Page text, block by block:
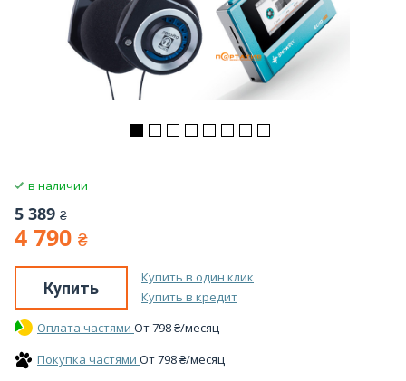
в наличии
5 389 ₴
4 790 ₴
Купить
Купить в один клик
Купить в кредит
Оплата частями От798₴/месяц
Покупка частями От798₴/месяц